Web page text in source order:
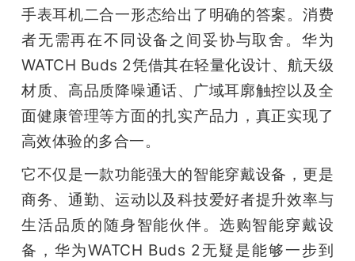
手表耳机二合一形态给出了明确的答案。消费
者无需再在不同设备之间妥协与取舍。华为
WATCH Buds 2凭借其在轻量化设计、航天级
材质、高品质降噪通话、广域耳廓触控以及全
面健康管理等方面的扎实产品力，真正实现了
高效体验的多合一。
它不仅是一款功能强大的智能穿戴设备，更是
商务、通勤、运动以及科技爱好者提升效率与
生活品质的随身智能伙伴。选购智能穿戴设
备，华为WATCH Buds 2无疑是能够一步到